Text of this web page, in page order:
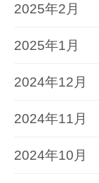
2025年2月
2025年1月
2024年12月
2024年11月
2024年10月